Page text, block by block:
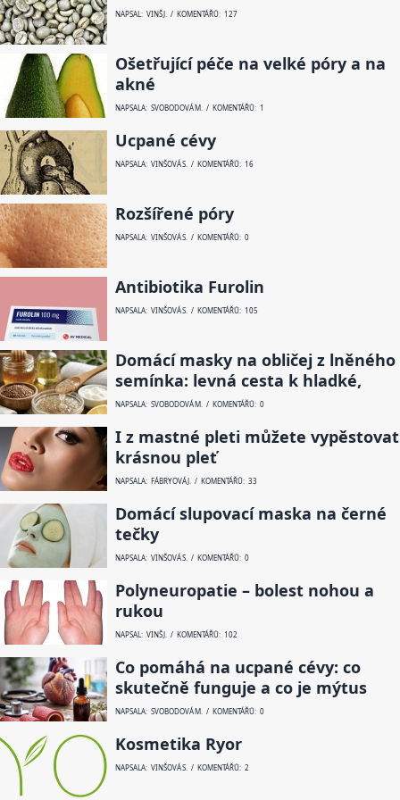
NAPSAL: VINŠ J. / KOMENTÁŘŮ: 127
Ošetřující péče na velké póry a na
akné
NAPSALA: SVOBODOVÁ M. / KOMENTÁŘŮ: 1
Ucpané cévy
NAPSALA: VINŠOVÁ S. / KOMENTÁŘŮ: 16
Rozšířené póry
NAPSALA: VINŠOVÁ S. / KOMENTÁŘŮ: 0
Antibiotika Furolin
NAPSALA: VINŠOVÁ S. / KOMENTÁŘŮ: 105
Domácí masky na obličej z lněného
semínka: levná cesta k hladké,
NAPSALA: SVOBODOVÁ M. / KOMENTÁŘŮ: 0
I z mastné pleti můžete vypěstovat
krásnou pleť
NAPSALA: FÁBRYOVÁ J. / KOMENTÁŘŮ: 33
Domácí slupovací maska na černé
tečky
NAPSALA: VINŠOVÁ S. / KOMENTÁŘŮ: 0
Polyneuropatie – bolest nohou a
rukou
NAPSAL: VINŠ J. / KOMENTÁŘŮ: 102
Co pomáhá na ucpané cévy: co
skutečně funguje a co je mýtus
NAPSALA: SVOBODOVÁ M. / KOMENTÁŘŮ: 0
Kosmetika Ryor
NAPSALA: VINŠOVÁ S. / KOMENTÁŘŮ: 2